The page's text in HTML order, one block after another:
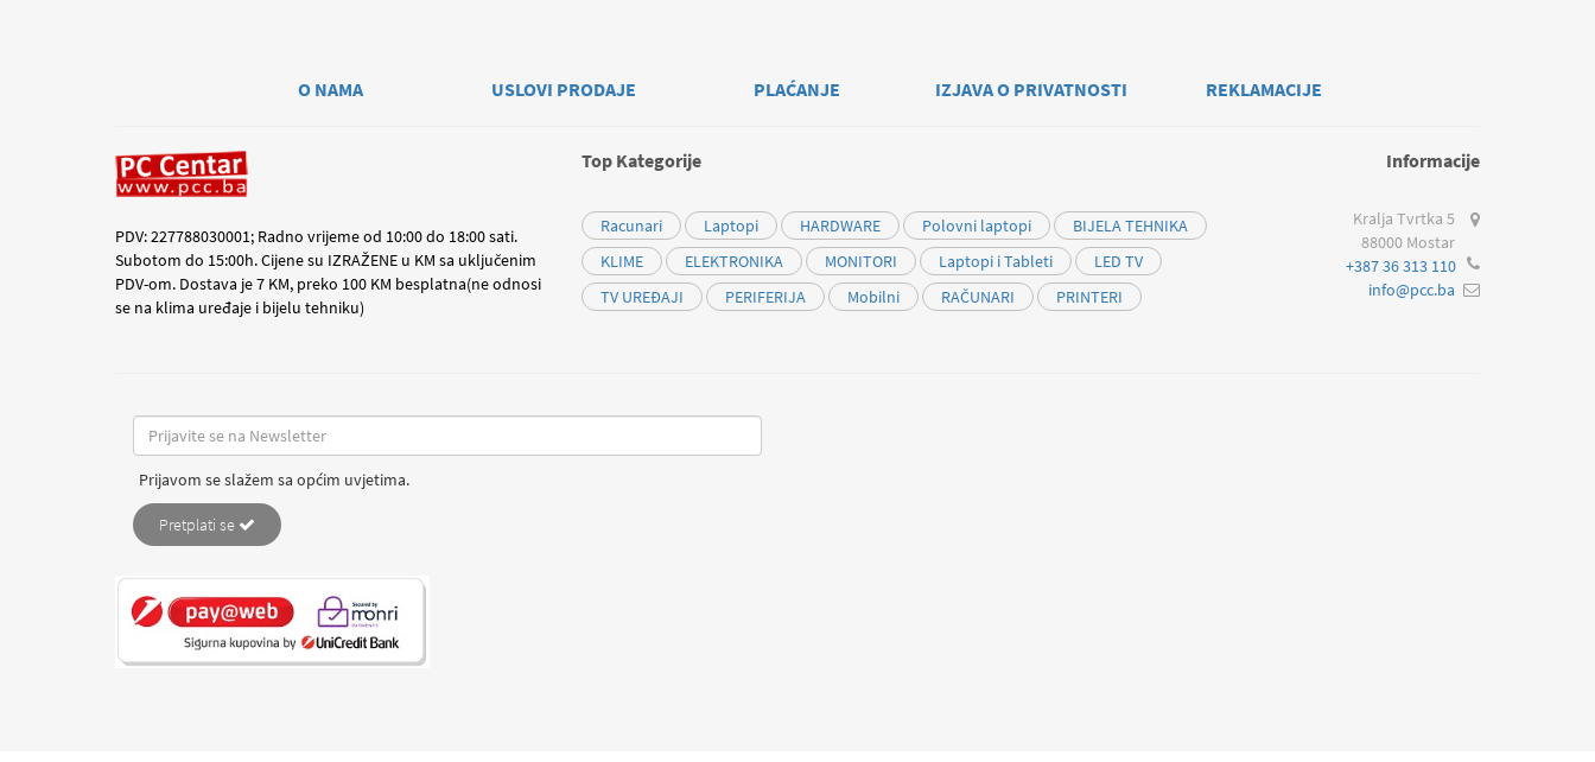
O NAMA USLOVI PRODAJE PLAĆANJE IZJAVA O PRIVATNOSTI REKLAMACIJE
PDV: 227788030001; Radno vrijeme od 10:00 do 18:00 sati.
Subotom do 15:00h. Cijene su IZRAŽENE u KM sa uključenim
PDV-om. Dostava je 7 KM, preko 100 KM besplatna(ne odnosi
se na klima uređaje i bijelu tehniku)
Top Kategorije
Racunari Laptopi HARDWARE Polovni laptopi
BIJELA TEHNIKA
KLIME
ELEKTRONIKA MONITORI Laptopi i Tableti
LED TV
TV UREĐAJI
PERIFERIJA Mobilni RAČUNARI PRINTERI
Informacije
Kralja Tvrtka 5
88000 Mostar
+387 36 313 110
info@pcc.ba
Prijavom se slažem sa općim uvjetima.
Pretplati se